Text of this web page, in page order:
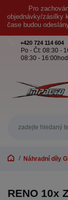
Pro
objednávky/zásilky
čase budou
+420 724 114 604
Po - Čt: 08:30 -
08:30 - 16:00hod
Náhradní díly
RENO 10x